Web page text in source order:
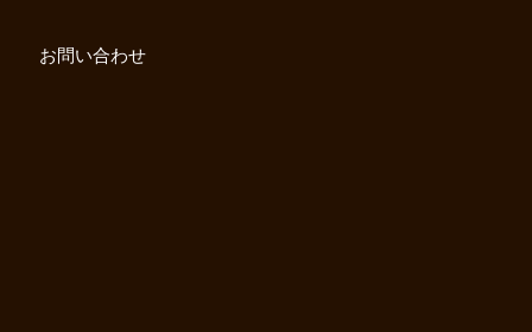
お問い合わせ